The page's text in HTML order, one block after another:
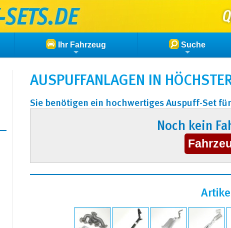
Ihr Fahrzeug Suche
AUSPUFFANLAGEN IN
Sie benötigen ein hochwertiges Auspuff-Set
Noch kein